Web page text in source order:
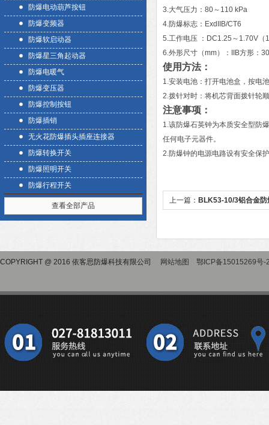
防爆电动葫芦按钮
防爆变频器
防爆软启动器
防爆星三角起动器
防爆电暖气
防爆变压器
防爆控制按钮
防爆插销
无火花防爆插头插座连接器
防爆转换开关
防爆照明开关
防爆行程开关
查看全部产品
3.大气压力：80～110 kPa
4.防爆标志：ExdIIB/CT6
5.工作电压 ：DC1.25～1.70V（
6.外形尺寸（mm）：IIB方形：
使用方法：
1.安装电池：打开电池盒，按电
2.拨针对时：将机芯背面拨针轮
注意事项：
1.该防爆石英钟为本质安全型防
任何电子元器件。
2.防爆钟的电源电路设有安全保
上一篇： BLK53-10/3铝合金
COPYRIGHT @ 2016 依客思防爆科技有限公司 网站地图 鄂ICP备15015269号-